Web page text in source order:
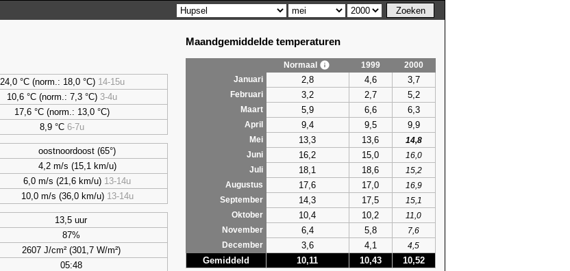
24,0 °C (norm.: 18,0 °C) 14-15u
10,6 °C (norm.: 7,3 °C) 3-4u
17,6 °C (norm.: 13,0 °C)
8,9 °C6-7u
oostnoordoost (65°)
4,2 m/s (15,1 km/u)
6,0 m/s (21,6 km/u) 13-14u
10,0 m/s (36,0 km/u) 13-14u
13,5 uur
87%
2607 J/cm² (301,7 W/m²)
05:48
Maandgemiddelde temperaturen
Normaal 1999
2000
Januari
2,8 4,6 3,7
Februari 3,2 2,7 5,2
Maart 5,9 6,6 6,3
April 9,4 9,5 9,9
Mei 13,3 13,6
14,8
Juni
16,2 15,0
16,0
Juli
18,1 18,6
15,2
Augustus
17,6 17,0
16,9
September
14,3 17,5
15,1
Oktober
10,4 10,2
11,0
November
6,4 5,8
7,6
December
3,6 4,1 4,5
Gemiddeld 10,11 10,43 10,52